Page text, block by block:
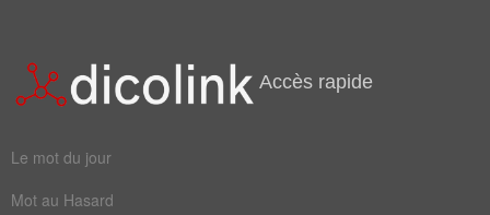
Accès rapide
Le mot du jour
Mot au Hasard